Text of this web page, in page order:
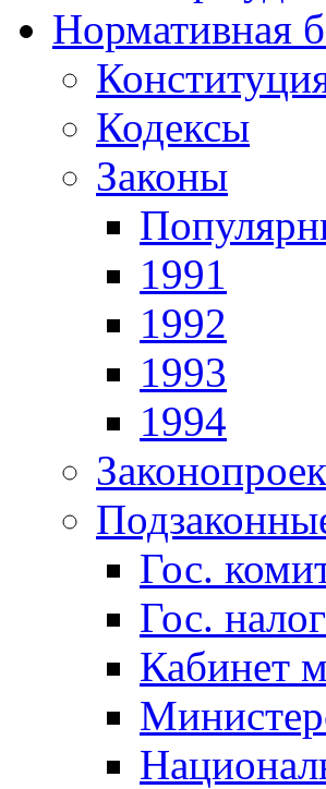
Нормативная
Кодексы
Законы
1991
1992
1993
1994
Гос.
Гос.
Кабинет